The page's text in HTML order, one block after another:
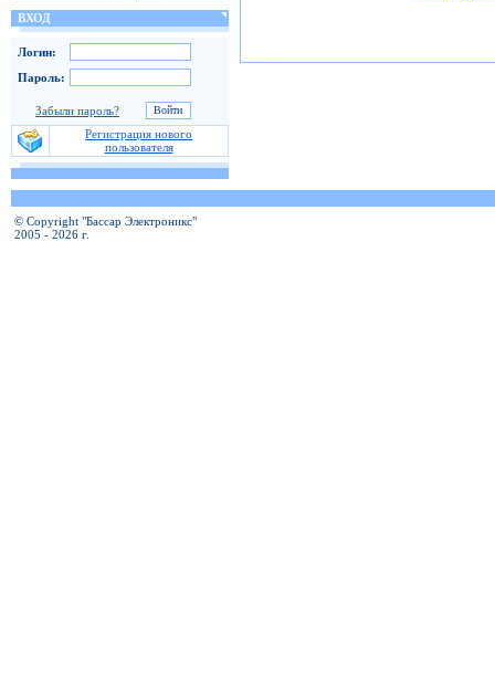
ВХОД
Логин:
Пароль:
Забыли пароль?
Регистрация нового
пользователя
© Copyright "Бассар Электроникс"
2005 - 2026 г.